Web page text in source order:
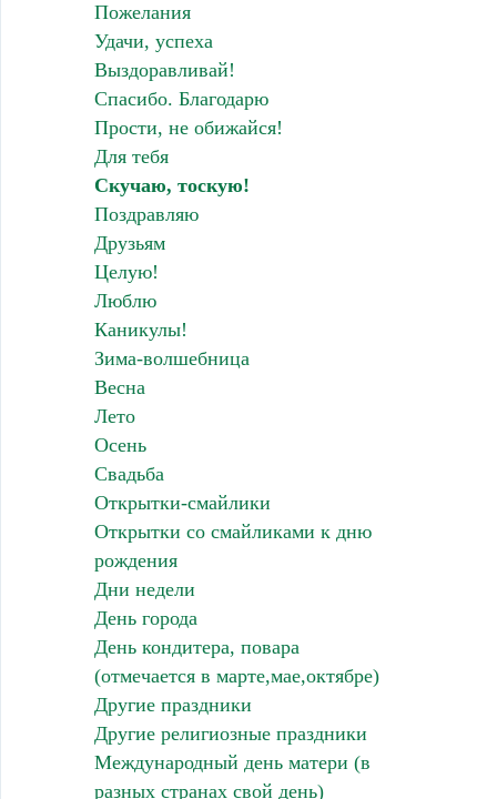
Пожелания
Удачи, успеха
Выздоравливай!
Спасибо. Благодарю
Прости, не обижайся!
Для тебя
Скучаю, тоскую!
Поздравляю
Друзьям
Целую!
Люблю
Каникулы!
Зима-волшебница
Весна
Лето
Осень
Свадьба
Открытки-смайлики
Открытки со смайликами к дню
рождения
Дни недели
День города
День кондитера, повара
(отмечается в марте,мае,октябре)
Другие праздники
Другие религиозные праздники
Международный день матери (в
разных странах свой день)